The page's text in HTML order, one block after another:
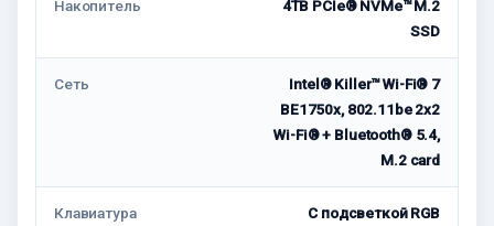
Накопитель
4TB PCIe® NVMe™ M.2
SSD
Сеть
Intel® Killer™ Wi-Fi® 7
BE1750x, 802.11be 2x2
Wi-Fi® + Bluetooth® 5.4,
M.2 card
Клавиатура
С подсветкой RGB